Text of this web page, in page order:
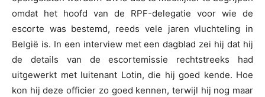
omdat het hoofd van de RPF-delegatie voor wie de
escorte was bestemd, reeds vele jaren vluchteling in
België is. In een interview met een dagblad zei hij dat hij
de details van de escortemissie rechtstreeks had
uitgewerkt met luitenant Lotin, die hij goed kende. Hoe
kon hij deze officier zo goed kennen, terwijl hij nog maar